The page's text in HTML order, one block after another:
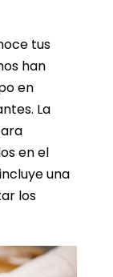
tus
han
en
La
en el
una
los